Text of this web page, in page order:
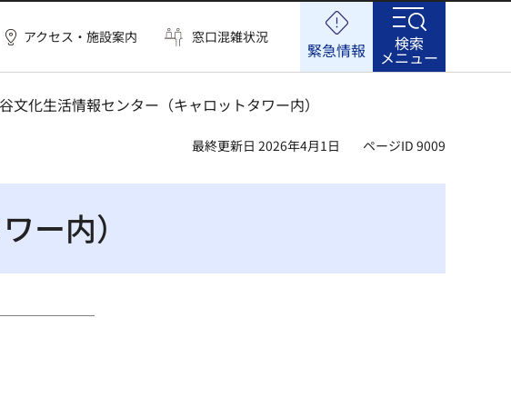
アクセス・施設案内 窓口混雑状況
緊急情報 検索
メニュー
文化生活情報センター（キャロットタワー内）
最終更新日 2026年4月1日 ページID 9009
ー内）